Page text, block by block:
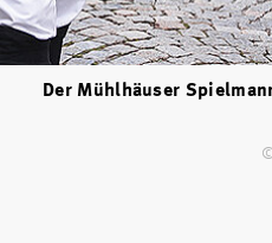
Der Mühlhäuser